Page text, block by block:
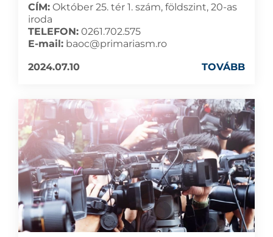
CÍM: Október 25. tér 1. szám, földszint, 20-as
iroda
TELEFON: 0261.702.575
E-mail: baoc@primariasm.ro
2024.07.10
TOVÁBB